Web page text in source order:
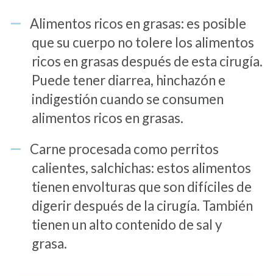
Alimentos ricos en grasas: es posible
que su cuerpo no tolere los alimentos
ricos en grasas después de esta cirugía.
Puede tener diarrea, hinchazón e
indigestión cuando se consumen
alimentos ricos en grasas.
Carne procesada como perritos
calientes, salchichas: estos alimentos
tienen envolturas que son difíciles de
digerir después de la cirugía. También
tienen un alto contenido de sal y
grasa.